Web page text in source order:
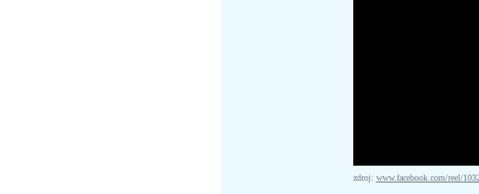
zdroj: www.facebook.com/reel/